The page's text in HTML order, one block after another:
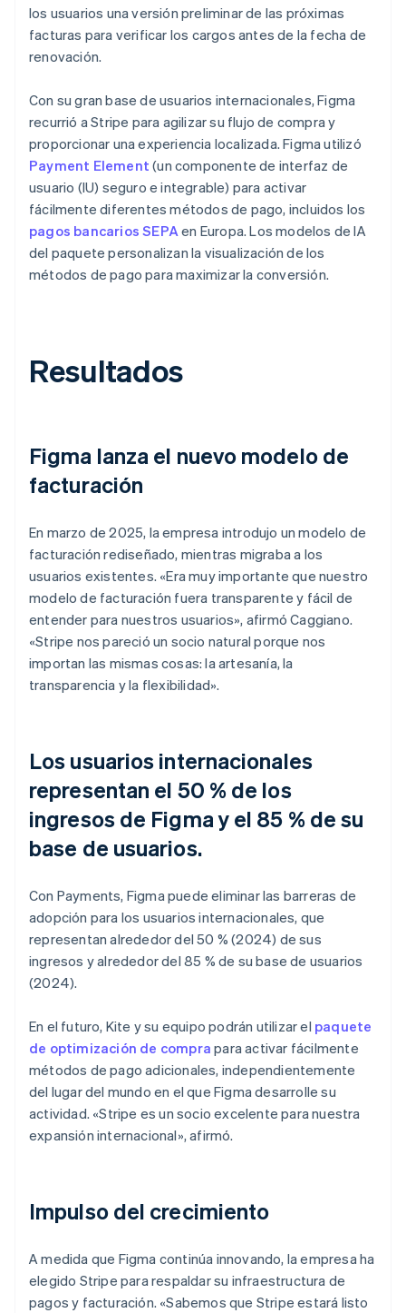
los usuarios una versión preliminar de las próximas
facturas para verificar los cargos antes de la fecha de
renovación.
Con su gran base de usuarios internacionales, Figma
recurrió a Stripe para agilizar su flujo de compra y
proporcionar una experiencia localizada. Figma utilizó
Payment Element (un componente de interfaz de
usuario (IU) seguro e integrable) para activar
fácilmente diferentes métodos de pago, incluidos los
pagos bancarios SEPA en Europa. Los modelos de IA
del paquete personalizan la visualización de los
métodos de pago para maximizar la conversión.
Resultados
Figma lanza el nuevo modelo de
facturación
En marzo de 2025, la empresa introdujo un modelo de
facturación rediseñado, mientras migraba a los
usuarios existentes. «Era muy importante que nuestro
modelo de facturación fuera transparente y fácil de
entender para nuestros usuarios», afirmó Caggiano.
«Stripe nos pareció un socio natural porque nos
importan las mismas cosas: la artesanía, la
transparencia y la flexibilidad».
Los usuarios internacionales
representan el 50 % de los
ingresos de Figma y el 85 % de su
base de usuarios.
Con Payments, Figma puede eliminar las barreras de
adopción para los usuarios internacionales, que
representan alrededor del 50 % (2024) de sus
ingresos y alrededor del 85 % de su base de usuarios
(2024).
En el futuro, Kite y su equipo podrán utilizar el paquete
de optimización de compra para activar fácilmente
métodos de pago adicionales, independientemente
del lugar del mundo en el que Figma desarrolle su
actividad. «Stripe es un socio excelente para nuestra
expansión internacional», afirmó.
Impulso del crecimiento
A medida que Figma continúa innovando, la empresa ha
elegido Stripe para respaldar su infraestructura de
pagos y facturación. «Sabemos que Stripe estará listo